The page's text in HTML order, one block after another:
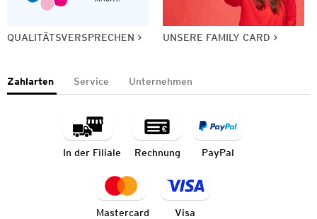
QUALITÄTSVERSPRECHEN UNSERE FAMILY CARD
Zahlarten Service Unternehmen
In der Filiale Rechnung PayPal
Mastercard Visa